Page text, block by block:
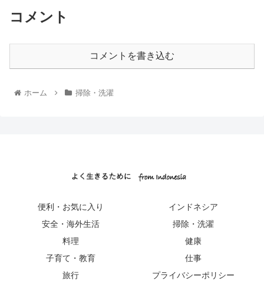
コメント
コメントを書き込む
ホーム 掃除・洗濯
便利・お気に入り
インドネシア
安全・海外生活
掃除・洗濯
料理
健康
子育て・教育
仕事
旅行
プライバシーポリシー